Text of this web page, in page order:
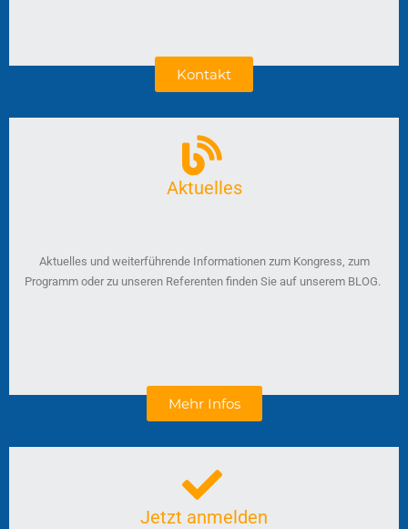
Kontakt
Aktuelles
Aktuelles und weiterführende Informationen zum Kongress, zum
Programm oder zu unseren Referenten finden Sie auf unserem BLOG.
Mehr Infos
Jetzt anmelden